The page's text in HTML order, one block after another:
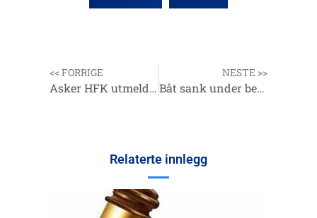
<< FORRIGE
Asker HFK utmeldt fra NHF
NESTE >>
Båt sank under beina på deltagere.
Relaterte innlegg